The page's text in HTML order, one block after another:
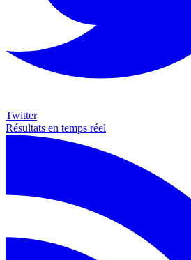
Twitter
Résultats en temps réel